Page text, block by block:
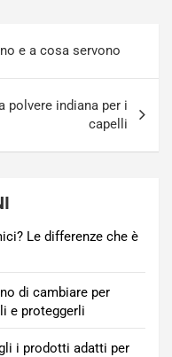
e a cosa servono
polvere indiana per i
capelli
Le differenze che è
di cambiare per
e proteggerli
i prodotti adatti per